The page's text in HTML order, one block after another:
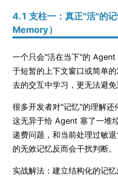
4.1 支柱一：真正"活"的
Memory）
一个只会"活在当下"的
于短暂的上下文窗口或简单
去的交互中学习，更无法避免
很多开发者对"记忆"的理解还
这无异于给 Agent 塞了一
递费问题，和当前处理过敏
的无效记忆反而会干扰判断。
实战解法：建立结构化的记